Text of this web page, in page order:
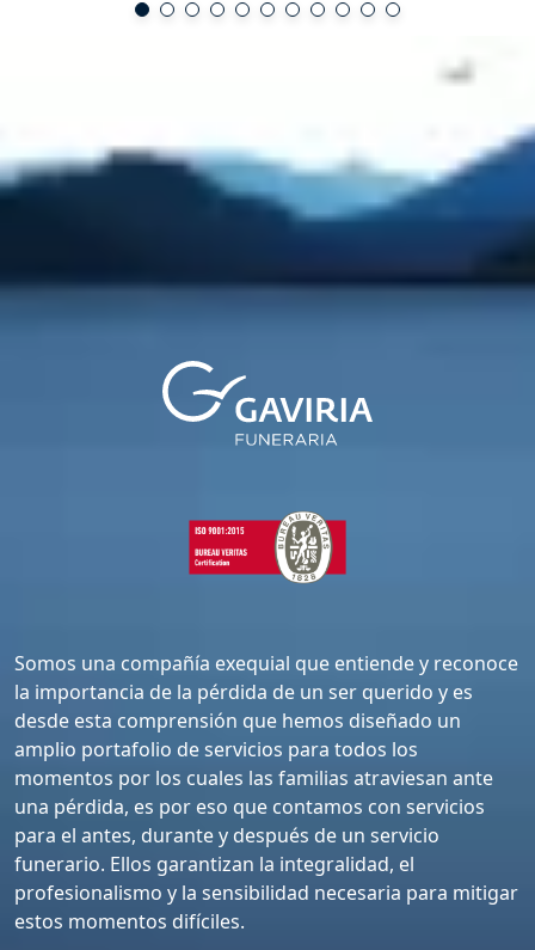
Somos una compañía exequial que entiende y reconoce
la importancia de la pérdida de un ser querido y es
desde esta comprensión que hemos diseñado un
amplio portafolio de servicios para todos los
momentos por los cuales las familias atraviesan ante
una pérdida, es por eso que contamos con servicios
para el antes, durante y después de un servicio
funerario. Ellos garantizan la integralidad, el
profesionalismo y la sensibilidad necesaria para mitigar
estos momentos difíciles.